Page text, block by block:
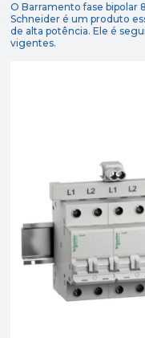
O Barramento fase bipolar
Schneider é um produto
de alta potência. Ele é
vigentes.